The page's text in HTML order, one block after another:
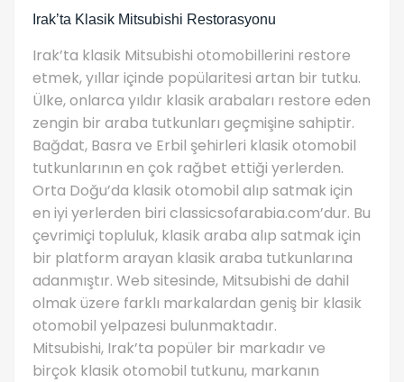
Irak’ta Klasik Mitsubishi Restorasyonu
Irak’ta klasik Mitsubishi otomobillerini restore
etmek, yıllar içinde popülaritesi artan bir tutku.
Ülke, onlarca yıldır klasik arabaları restore eden
zengin bir araba tutkunları geçmişine sahiptir.
Bağdat, Basra ve Erbil şehirleri klasik otomobil
tutkunlarının en çok rağbet ettiği yerlerden.
Orta Doğu’da klasik otomobil alıp satmak için
en iyi yerlerden biri classicsofarabia.com’dur. Bu
çevrimiçi topluluk, klasik araba alıp satmak için
bir platform arayan klasik araba tutkunlarına
adanmıştır. Web sitesinde, Mitsubishi de dahil
olmak üzere farklı markalardan geniş bir klasik
otomobil yelpazesi bulunmaktadır.
Mitsubishi, Irak’ta popüler bir markadır ve
birçok klasik otomobil tutkunu, markanın